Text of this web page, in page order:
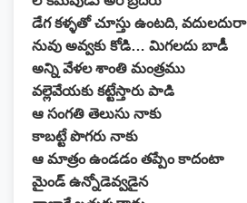
డేగ కళ్ళతో చూస్తు ఉంటది, వదులదురా
నువు అవ్వకు కోడి… మిగలదు బాడీ
అన్ని వేళల శాంతి మంత్రము
వల్లెవేయకు కట్టేస్తారు పాడి
ఆ సంగతి తెలుసు నాకు
కాబట్టే పొగరు నాకు
ఆ మాత్రం ఉండడం తప్పేం కాదంటా
మైండ్ ఉన్నోడెవ్వడైన